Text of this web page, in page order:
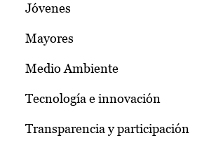
Jóvenes
Mayores
Medio Ambiente
Tecnología e innovación
Transparencia y participación